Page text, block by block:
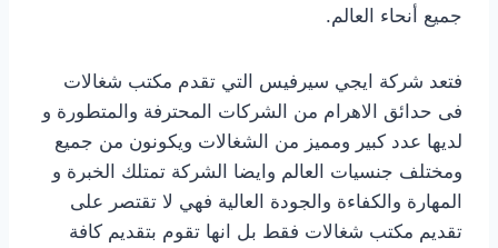
جميع أنحاء العالم.
فتعد شركة ايجي سيرفيس التي تقدم مكتب شغالات
فى حدائق الاهرام من الشركات المحترفة والمتطورة و
لديها عدد كبير ومميز من الشغالات ويكونون من جميع
ومختلف جنسيات العالم وايضا الشركة تمتلك الخبرة و
المهارة والكفاءة والجودة العالية فهي لا تقتصر على
تقديم مكتب شغالات فقط بل انها تقوم بتقديم كافة